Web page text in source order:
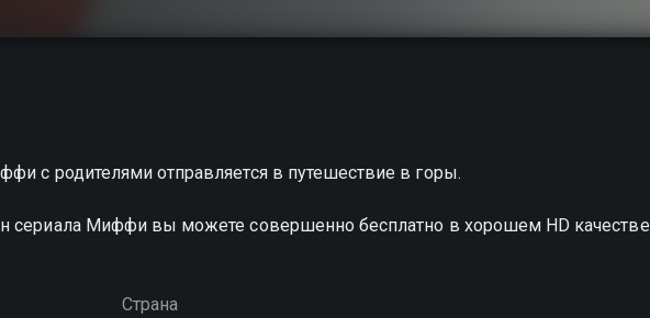
с родителями отправляется в путешествие в горы.
сериала Миффи вы можете совершенно бесплатно в хорошем HD качестве
Страна